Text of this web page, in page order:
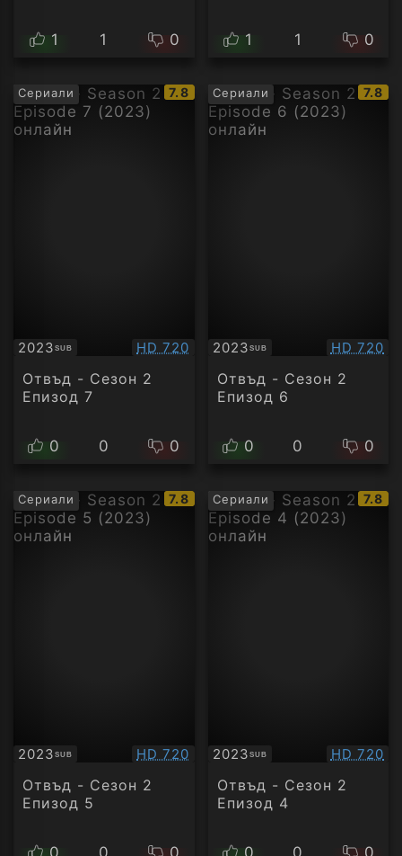
1 1 0 1 1 0
Сериали
IMDb
рейтинг:
7.8
2023SUB
Субтитри Качество:
HD 720
Отвъд - Сезон 2
Епизод 7
0 0 0
Сериали
IMDb
7.8
2023SUB
Субтитри HD 720
Отвъд - Сезон 2
Епизод 6
0 0 0
Сериали
IMDb
рейтинг:
7.8
2023SUB
Субтитри Качество:
HD 720
Отвъд - Сезон 2
Епизод 5
0 0 0
Сериали
IMDb
7.8
2023SUB
Субтитри HD 720
Отвъд - Сезон 2
Епизод 4
0 0 0